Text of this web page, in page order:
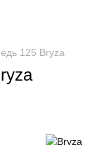
125 Bryza